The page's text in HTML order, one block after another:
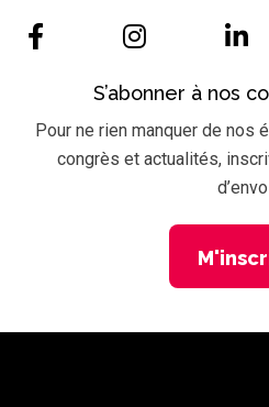
S’abonner à nos
Pour ne rien manquer de nos
congrès et actualités,